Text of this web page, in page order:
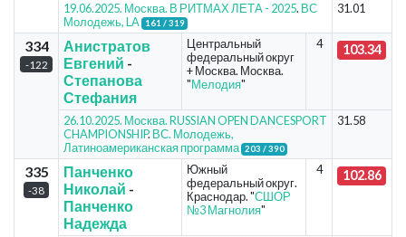
19.06.2025. Москва. В РИТМАХ ЛЕТА - 2025. ВС
Молодежь, LA
161 / 319
31.01
334
-122
Анистратов
Евгений -
Степанова
Стефания
Центральный
федеральный округ
+ Москва. Москва.
"Мелодия"
4 103.34
26.10.2025. Москва. RUSSIAN OPEN DANCESPORT
CHAMPIONSHIP. ВС. Молодежь,
Латиноамериканская программа 203 / 390
31.58
335
-38
Панченко
Николай -
Панченко
Надежда
Южный
федеральный округ.
Краснодар. "СШОР
№3 Магнолия"
4 102.86